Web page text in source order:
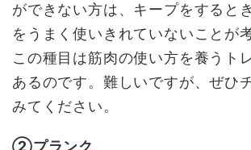
ができない方は、キープをすると
をうまく使いきれていないことが
この種目は筋肉の使い方を養うト
あるのです。難しいですが、ぜひ
みてください。
②プランク